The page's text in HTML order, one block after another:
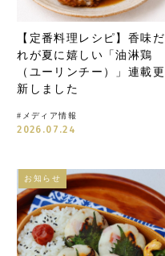
【定番料理レシピ】香味だ
れが夏に嬉しい「油淋鶏
（ユーリンチー）」連載更
新しました
# メディア情報
2026.07.24
お知らせ